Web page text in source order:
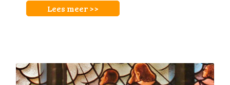
Lees meer >>